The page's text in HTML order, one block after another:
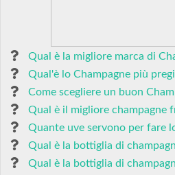
Qual è la migliore marca di
Qual'è lo Champagne più
Come scegliere un buon
Qual è il migliore champagne
Quante uve servono per fare
Qual è la bottiglia di
Qual è la bottiglia di